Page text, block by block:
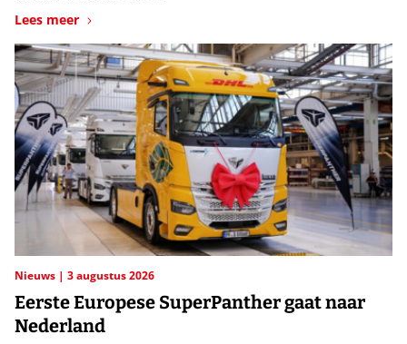
Lees meer
Nieuws 3 augustus 2026
Eerste Europese SuperPanther gaat naar
Nederland